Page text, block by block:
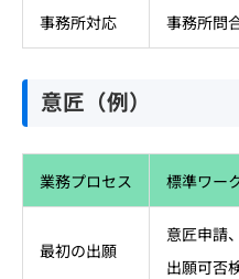
事務所対応 事務所問
意匠（例）
業務プロセス 標準ワー
最初の出願
意匠申請
出願可否